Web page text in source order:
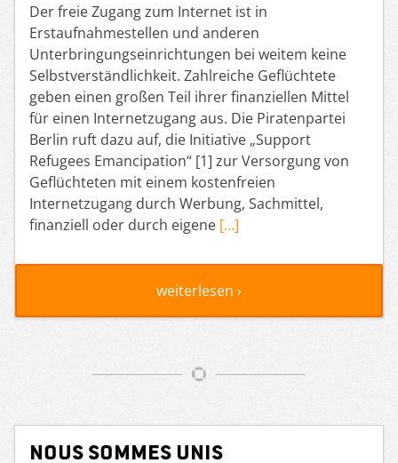
Der freie Zugang zum Internet ist in
Erstaufnahmestellen und anderen
Unterbringungseinrichtungen bei weitem keine
Selbstverständlichkeit. Zahlreiche Geflüchtete
geben einen großen Teil ihrer finanziellen Mittel
für einen Internetzugang aus. Die Piratenpartei
Berlin ruft dazu auf, die Initiative „Support
Refugees Emancipation“ [1] zur Versorgung von
Geflüchteten mit einem kostenfreien
Internetzugang durch Werbung, Sachmittel,
finanziell oder durch eigene […]
weiterlesen ›
Nous sommes unis